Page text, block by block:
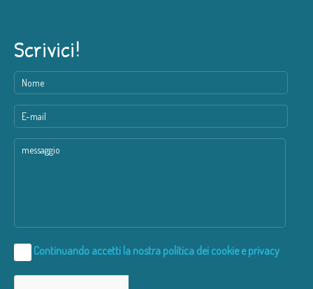
Scrivici!
Continuando accetti la nostra politica dei cookie e privacy